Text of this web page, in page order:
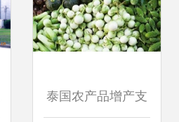
泰国农产品增产支